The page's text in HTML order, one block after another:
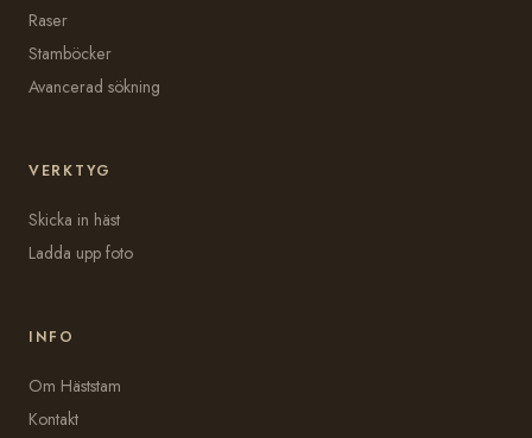
Raser
Stamböcker
Avancerad sökning
VERKTYG
Skicka in häst
Ladda upp foto
INFO
Om Häststam
Kontakt